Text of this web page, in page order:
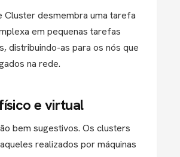
Cluster desmembra uma tarefa
em pequenas tarefas
distribuindo-as para os nós que
na rede.
e virtual
bem sugestivos. Os clusters
realizados por máquinas